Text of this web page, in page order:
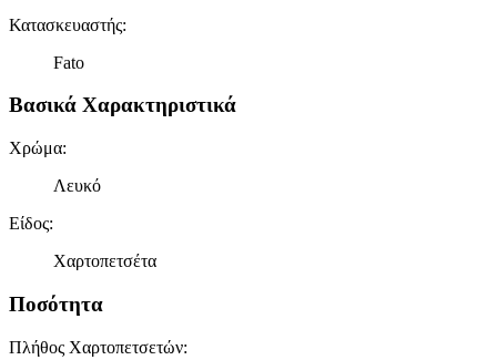
Κατασκευαστής:
Fato
Βασικά Χαρακτηριστικά
Χρώμα:
Λευκό
Είδος:
Χαρτοπετσέτα
Ποσότητα
Πλήθος Χαρτοπετσετών: